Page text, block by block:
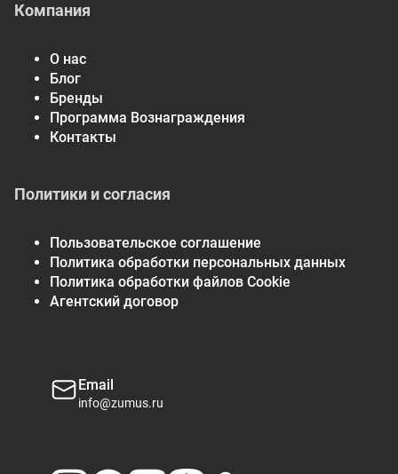
Компания
О нас
Блог
Бренды
Программа Вознаграждения
Контакты
Политики и согласия
Пользовательское соглашение
Политика обработки персональных данных
Политика обработки файлов Cookie
Агентский договор
Email
info@zumus.ru